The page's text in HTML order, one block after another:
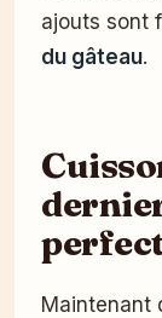
ajouts sont
du gâteau.
Maintenant